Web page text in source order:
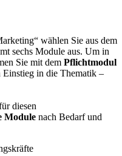
wählen Sie aus dem
sechs Module aus. Um in
Sie mit dem Pflichtmodul
Einstieg in die Thematik –
diesen
Module nach Bedarf und